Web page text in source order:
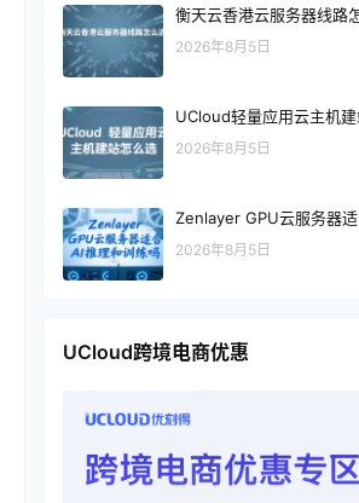
衡天云香港云服务器线路
2026年8月5日
UCloud轻量应用云主机
2026年8月5日
Zenlayer GPU云服务器
2026年8月5日
UCloud跨境电商优惠